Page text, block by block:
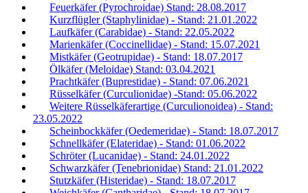
Feuerkäfer (Pyrochroidae) Stand: 28.08.2017
Kurzflügler (Staphylinidae) - Stand: 21.01.2022
Laufkäfer (Carabidae) - Stand: 22.05.2022
Marienkäfer (Coccinellidae) - Stand: 15.07.2021
Mistkäfer (Geotrupidae) - Stand: 18.07.2017
Ölkäfer (Meloidae) Stand: 03.04.2021
Prachtkäfer (Buprestidae) - Stand: 07.06.2021
Rüsselkäfer (Curculionidae) -Stand: 05.06.2022
Weitere Rüsselkäferartige (Curculionoidea) - Stand:
23.05.2022
Scheinbockkäfer (Oedemeridae) - Stand: 18.07.2017
Schnellkäfer (Elateridae) - Stand: 01.06.2022
Schröter (Lucanidae) - Stand: 24.01.2022
Schwarzkäfer (Tenebrionidae) Stand: 21.01.2022
Stutzkäfer (Histeridae) - Stand: 18.07.2017